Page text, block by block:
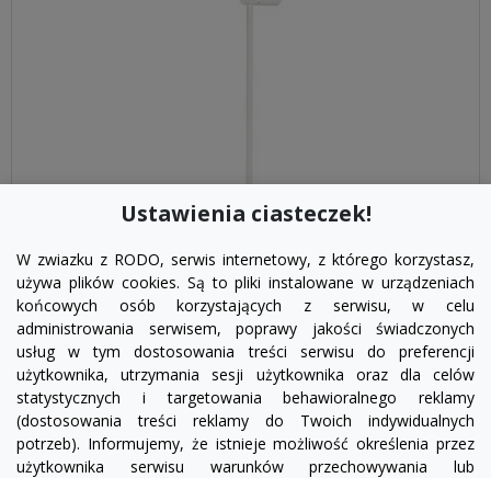
visibility
biały
Kinkiet Ombre 100 biały
399,00 zł
DODAJ DO KOSZYKA
Ustawienia ciasteczek!
W zwiazku z RODO, serwis internetowy, z którego korzystasz,
używa plików cookies. Są to pliki instalowane w urządzeniach
końcowych osób korzystających z serwisu, w celu
administrowania serwisem, poprawy jakości świadczonych
usług w tym dostosowania treści serwisu do preferencji
użytkownika, utrzymania sesji użytkownika oraz dla celów
statystycznych i targetowania behawioralnego reklamy
(dostosowania treści reklamy do Twoich indywidualnych
potrzeb). Informujemy, że istnieje możliwość określenia przez
użytkownika serwisu warunków przechowywania lub